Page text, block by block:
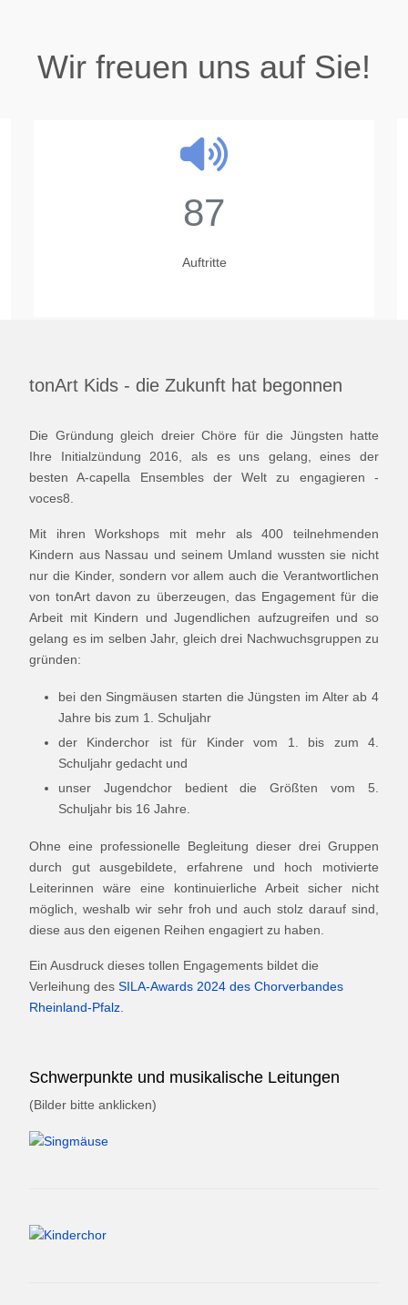
Wir freuen uns auf Sie!
87
Auftritte
tonArt Kids - die Zukunft hat begonnen
Die Gründung gleich dreier Chöre für die Jüngsten hatte
Ihre Initialzündung 2016, als es uns gelang, eines der
besten A-capella Ensembles der Welt zu engagieren -
voces8.
Mit ihren Workshops mit mehr als 400 teilnehmenden
Kindern aus Nassau und seinem Umland wussten sie nicht
nur die Kinder, sondern vor allem auch die Verantwortlichen
von tonArt davon zu überzeugen, das Engagement für die
Arbeit mit Kindern und Jugendlichen aufzugreifen und so
gelang es im selben Jahr, gleich drei Nachwuchsgruppen zu
gründen:
bei den Singmäusen starten die Jüngsten im Alter ab 4
Jahre bis zum 1. Schuljahr
der Kinderchor ist für Kinder vom 1. bis zum 4.
Schuljahr gedacht und
unser Jugendchor bedient die Größten vom 5.
Schuljahr bis 16 Jahre.
Ohne eine professionelle Begleitung dieser drei Gruppen
durch gut ausgebildete, erfahrene und hoch motivierte
Leiterinnen wäre eine kontinuierliche Arbeit sicher nicht
möglich, weshalb wir sehr froh und auch stolz darauf sind,
diese aus den eigenen Reihen engagiert zu haben.
Ein Ausdruck dieses tollen Engagements bildet die
Verleihung des SILA-Awards 2024 des Chorverbandes
Rheinland-Pfalz
Schwerpunkte und musikalische Leitungen
(Bilder bitte anklicken)